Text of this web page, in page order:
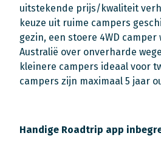
uitstekende prijs/kwaliteit
keuze uit ruime campers
gezin, een stoere 4WD camper
Australië over onverharde
kleinere campers ideaal voor
campers zijn maximaal 5 jaar
Handige Roadtrip app